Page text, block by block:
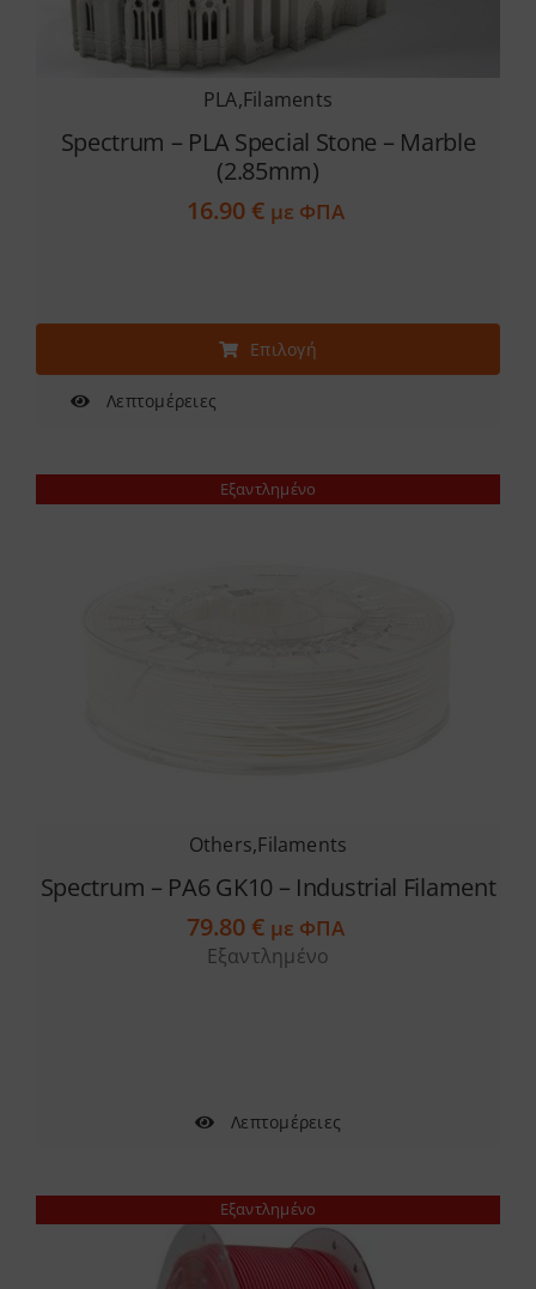
PLA,Filaments
Spectrum – PLA Special Stone – Marble
(2.85mm)
16.90€ με ΦΠΑ
Επιλογή
το
προϊόν
παραλλαγές.
Λεπτομέρειες
Εξαντλημένο
Others,Filaments
Spectrum – PA6 GK10 – Industrial Filament
79.80€ με ΦΠΑ
Εξαντλημένο
Λεπτομέρειες
Εξαντλημένο